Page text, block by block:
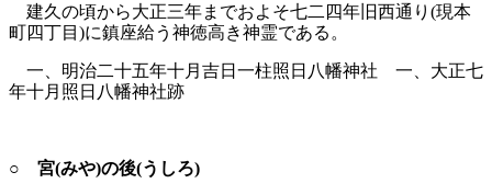
建久の頃から大正三年までおよそ七二四年旧西通り(現本
町四丁目)に鎮座給う神徳高き神霊である。
一、明治二十五年十月吉日一柱照日八幡神社 一、大正七
年十月照日八幡神社跡
○ 宮(みや)の後(うしろ)